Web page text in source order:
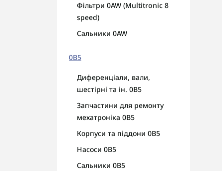
Фільтри 0AW (Multitronic 8
speed)
Сальники 0AW
0B5
Диференціали, вали,
шестірні та ін. 0B5
Запчастини для ремонту
мехатроніка 0B5
Корпуси та піддони 0B5
Насоси 0B5
Сальники 0B5